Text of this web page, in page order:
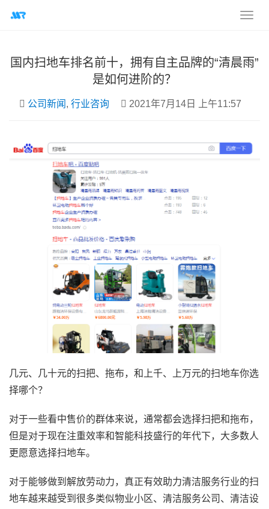
国内扫地车排名前十，拥有自主品牌的“清晨雨”
是如何进阶的？
公司新闻 , 行业咨询 2021年7月14日 上午11:57
几元、几十元的扫把、拖布，和上千、上万元的扫地车你选
择哪个？
对于一些看中售价的群体来说，通常都会选择扫把和拖布，
但是对于现在注重效率和智能科技盛行的年代下，大多数人
更愿意选择扫地车。
对于能够做到解放劳动力，真正有效助力清洁服务行业的扫
地车越来越受到很多类似物业小区、清洁服务公司、清洁设